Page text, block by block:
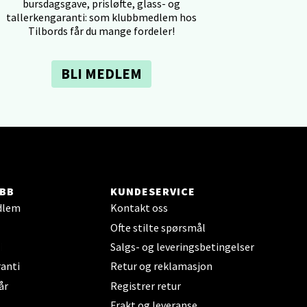
bursdagsgave, prisløfte, glass- og
tallerkengaranti: som klubbmedlem hos
Tilbords får du mange fordeler!
BLI MEDLEM
KUNDESERVICE
Kontakt oss
Ofte stilte spørsmål
Salgs- og leveringsbetingelser
Retur og reklamasjon
Registrer retur